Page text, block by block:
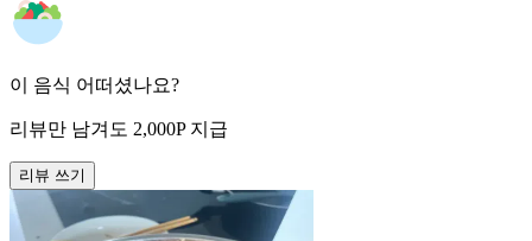
이 음식 어떠셨나요?
리뷰만 남겨도 2,000P 지급
리뷰 쓰기